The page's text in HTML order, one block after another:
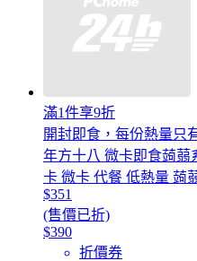
滿1件享9折
開封即食，每份熱量只
年方十八 微卡即食蒟蒻
卡 微卡 代餐 低熱量 蒟
$351
(售價已折)
$390
折價券